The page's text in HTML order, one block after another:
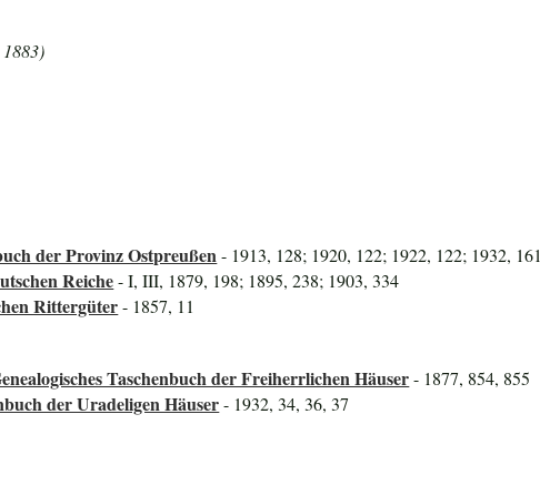
der Provinz Ostpreußen- 1913, 128; 1920, 122; 1922, 122; 1932, 161
Reiche- I, III, 1879, 198; 1895, 238; 1903, 334
Rittergüter- 1857, 11
Taschenbuch der Freiherrlichen Häuser- 1877, 854, 855
der Uradeligen Häuser- 1932, 34, 36, 37